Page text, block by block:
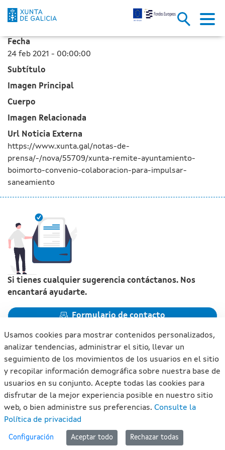
La Xunta le remite al
Saltar al contenido principal
Fecha
24 feb 2021 - 00:00:00
Subtítulo
Imagen Principal
Cuerpo
Imagen Relacionada
Url Noticia Externa
https://www.xunta.gal/notas-de-
prensa/-/nova/55709/xunta-remite-ayuntamiento-
boimorto-convenio-colaboracion-para-impulsar-
saneamiento
Si tienes cualquier sugerencia contáctanos. Nos
encantará ayudarte.
Formulario de contacto
Xunta de Galicia. Información mantenida y publicada en
internet por la Xunta de Galicia
Atención a la ciudadanía
Accesibilidad
Usamos cookies para mostrar contenidos personalizados,
analizar tendencias, administrar el sitio, llevar un
seguimiento de los movimientos de los usuarios en el sitio
y recopilar información demográfica sobre nuestra base de
usuarios en su conjunto. Acepte todas las cookies para
disfrutar de la mejor experiencia posible en nuestro sitio
web, o bien administre sus preferencias. Consulte la
Política de privacidad
Configuración Aceptar todo Rechazar todas